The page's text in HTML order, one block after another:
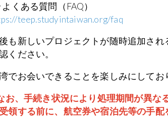
くある質問（FAQ）
teep.studyintaiwan.org/faq
も新しいプロジェクトが随時追加さ
ください。
でお会いできることを楽しみにしてお
お、手続き状況により処理期間が異な
領する前に、航空券や宿泊先等の手